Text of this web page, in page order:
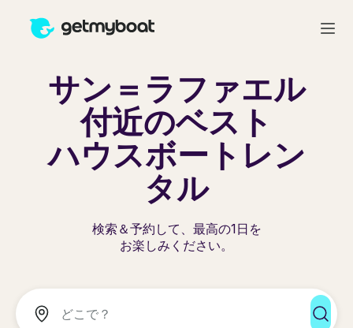
サン＝ラファエル
付近のベスト
ハウスボートレン
タル
検索＆予約して、最高の1日を
お楽しみください。